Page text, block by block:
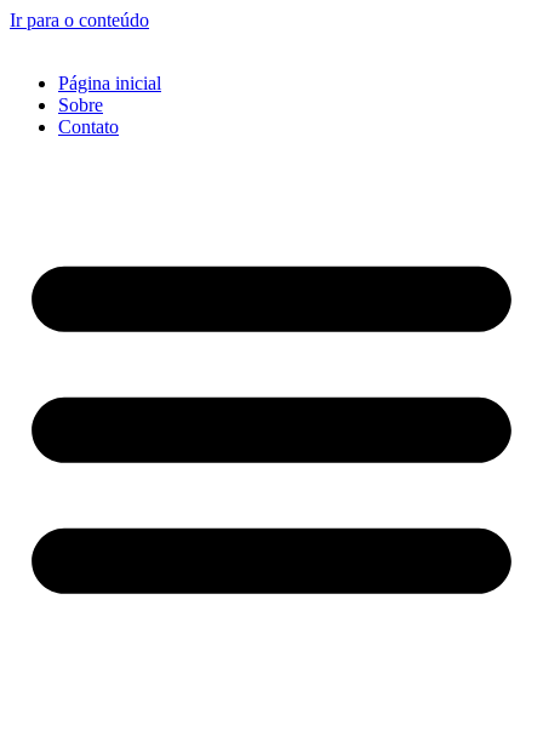
Ir para o conteúdo
Página inicial
Sobre
Contato